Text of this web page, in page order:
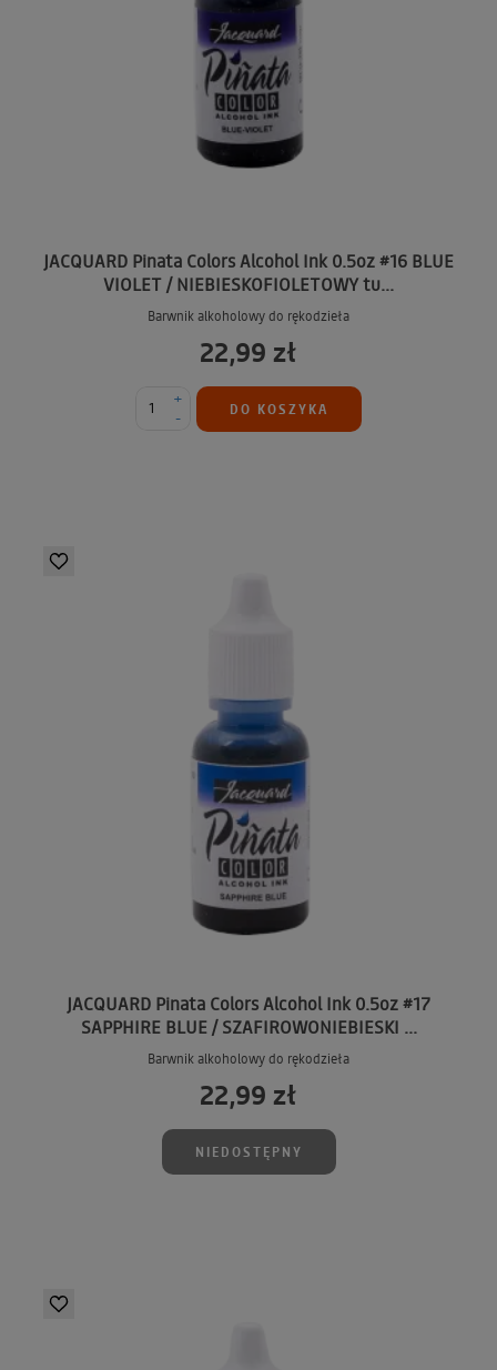
JACQUARD Pinata Colors Alcohol Ink 0.5oz #16 BLUE
VIOLET / NIEBIESKOFIOLETOWY tu...
Barwnik alkoholowy do rękodzieła
22,99 zł
-
+
DO KOSZYKA
JACQUARD Pinata Colors Alcohol Ink 0.5oz #17
SAPPHIRE BLUE / SZAFIROWONIEBIESKI ...
Barwnik alkoholowy do rękodzieła
22,99 zł
NIEDOSTĘPNY